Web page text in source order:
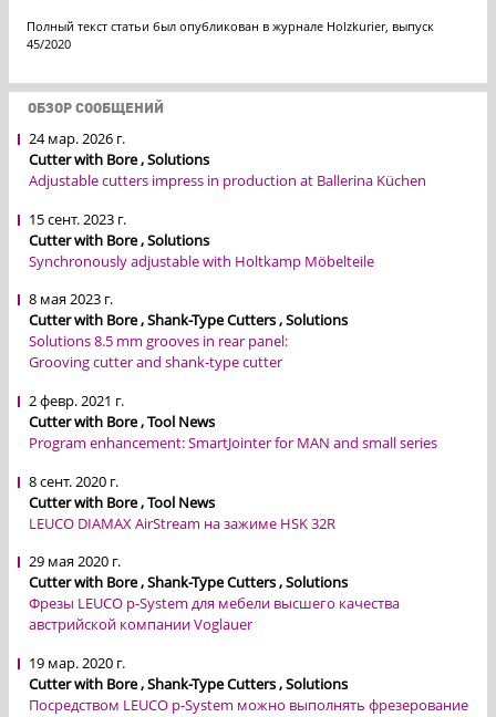
Полный текст статьи был опубликован в журнале Holzkurier, выпуск
45/2020
ОБЗОР СООБЩЕНИЙ
24 мар. 2026 г.
Cutter with Bore , Solutions
Adjustable cutters impress in production at Ballerina Küchen
15 сент. 2023 г.
Cutter with Bore , Solutions
Synchronously adjustable with Holtkamp Möbelteile
8 мая 2023 г.
Cutter with Bore , Shank-Type Cutters , Solutions
Solutions 8.5 mm grooves in rear panel:
Grooving cutter and shank-type cutter
2 февр. 2021 г.
Cutter with Bore , Tool News
Program enhancement: SmartJointer for MAN and small series
8 сент. 2020 г.
Cutter with Bore , Tool News
LEUCO DIAMAX AirStream на зажиме HSK 32R
29 мая 2020 г.
Cutter with Bore , Shank-Type Cutters , Solutions
Фрезы LEUCO p-System для мебели высшего качества
австрийской компании Voglauer
19 мар. 2020 г.
Cutter with Bore , Shank-Type Cutters , Solutions
Посредством LEUCO p-System можно выполнять фрезерование